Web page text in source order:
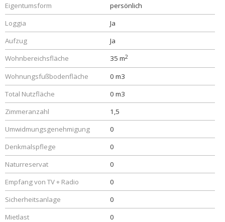
Eigentumsform
persönlich
Loggia
Ja
Aufzug
Ja
Wohnbereichsfläche
35 m2
Wohnungsfußbodenfläche
0 m3
Total Nutzfläche
0 m3
Zimmeranzahl
1,5
Umwidmungsgenehmigung
0
Denkmalspflege
0
Naturreservat
0
Empfang von TV + Radio
0
Sicherheitsanlage
0
Mietlast
0